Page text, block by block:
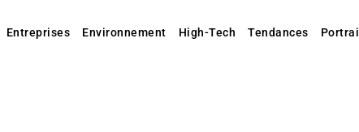
Entreprises Environnement High-Tech Tendances